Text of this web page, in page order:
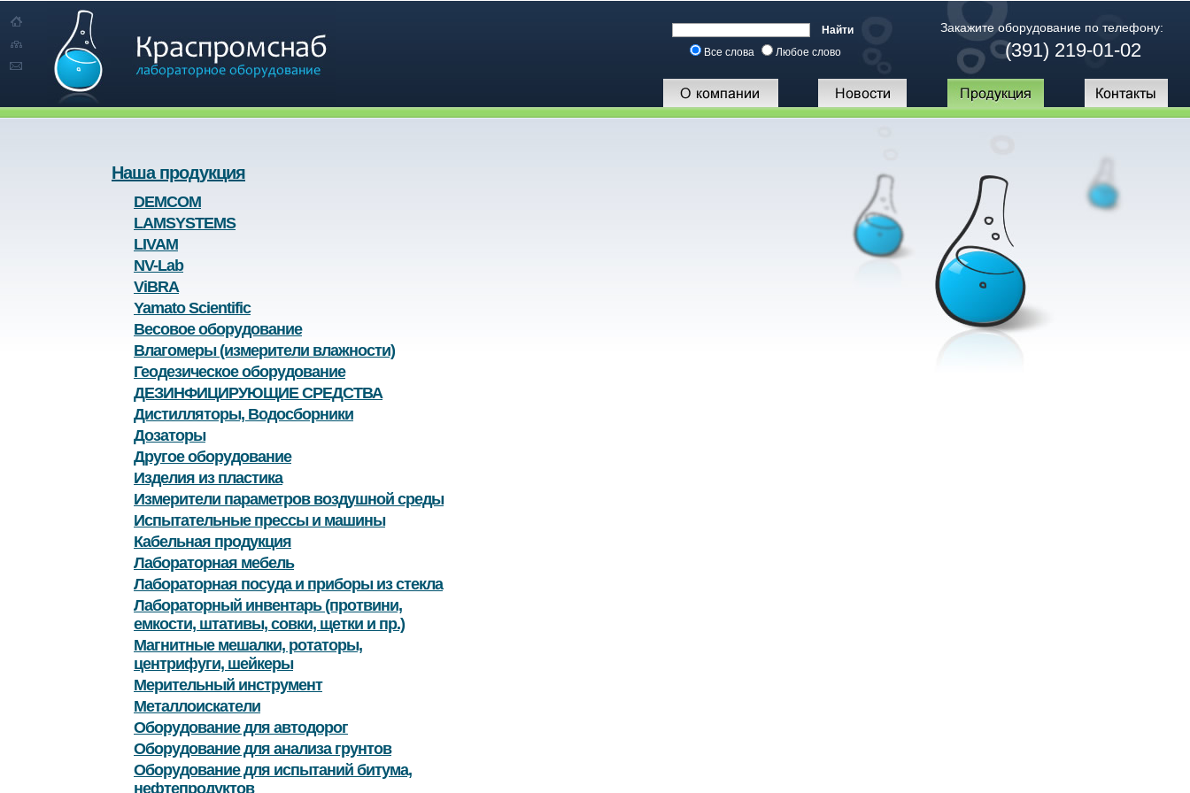
Все слова Любое слово
Закажите оборудование по телефону:
(391) 219-01-02
Наша продукция
DEMCOM
LAMSYSTEMS
LIVAM
NV-Lab
ViBRA
Yamato Scientific
Весовое оборудование
Влагомеры (измерители влажности)
Геодезическое оборудование
ДЕЗИНФИЦИРУЮЩИЕ СРЕДСТВА
Дистилляторы, Водосборники
Дозаторы
Другое оборудование
Изделия из пластика
Измерители параметров воздушной среды
Испытательные прессы и машины
Кабельная продукция
Лабораторная мебель
Лабораторная посуда и приборы из стекла
Лабораторный инвентарь (протвини,
емкости, штативы, совки, щетки и пр.)
Магнитные мешалки, ротаторы,
центрифуги, шейкеры
Мерительный инструмент
Металлоискатели
Оборудование для автодорог
Оборудование для анализа грунтов
Оборудование для испытаний битума,
нефтепродуктов